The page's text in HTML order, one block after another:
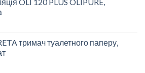
тримач туалетного паперу,